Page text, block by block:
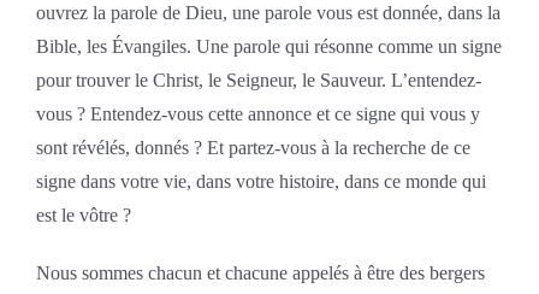
ouvrez la parole de Dieu, une parole vous est donnée, dans la
Bible, les Évangiles. Une parole qui résonne comme un signe
pour trouver le Christ, le Seigneur, le Sauveur. L’entendez-
vous ? Entendez-vous cette annonce et ce signe qui vous y
sont révélés, donnés ? Et partez-vous à la recherche de ce
signe dans votre vie, dans votre histoire, dans ce monde qui
est le vôtre ?
Nous sommes chacun et chacune appelés à être des bergers